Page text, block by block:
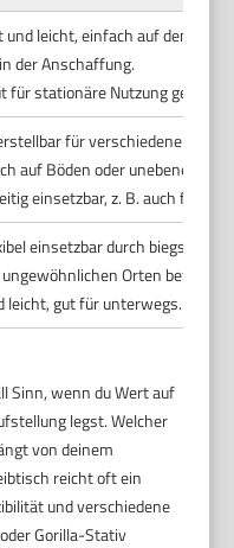
und leicht, einfach auf dem
der Anschaffung.
für stationäre Nutzung
für verschiedene
auf Böden oder unebenen
einsetzbar, z. B. auch für
einsetzbar durch biegsame
ungewöhnlichen Orten befestigt
leicht, gut für unterwegs.
Sinn, wenn du Wert auf
legst. Welcher
von deinem
reicht oft ein
und verschiedene
Gorilla-Stativ